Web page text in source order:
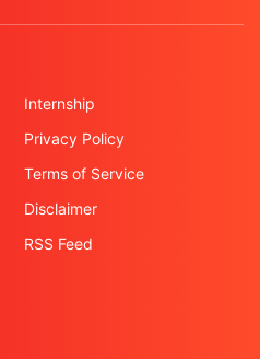
Internship
Privacy Policy
Terms of Service
Disclaimer
RSS Feed